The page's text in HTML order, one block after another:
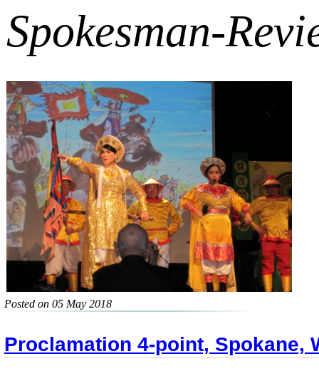
Spokesman-
Posted on 05 May 2018
Proclamation 4-point, Spokane,